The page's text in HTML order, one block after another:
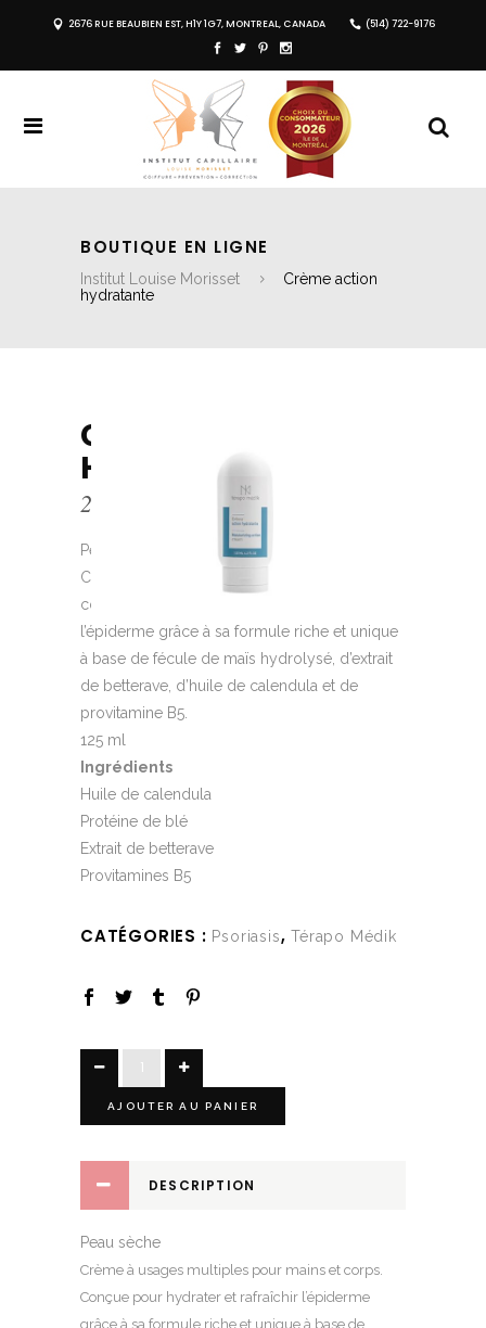
2676 RUE BEAUBIEN EST, H1Y 1G7, MONTREAL, CANADA (514) 722-9176
BOUTIQUE EN LIGNE
Institut Louise Morisset
Crème action
hydratante
CRÈME ACTION
HYDRATANTE
21.95
Peau sèche
Crème à usages multiples pour mains et
corps. Conçue pour hydrater et rafraîchir
l’épiderme grâce à sa formule riche et unique
à base de fécule de maïs hydrolysé, d’extrait
de betterave, d’huile de calendula et de
provitamine B5.
125 ml
Ingrédients
Huile de calendula
Protéine de blé
Extrait de betterave
Provitamines B5
CATÉGORIES : Psoriasis,Térapo Médik
action
hydratante
AJOUTER AU PANIER
DESCRIPTION
Peau sèche
Crème à usages multiples pour mains et corps.
Conçue pour hydrater et rafraîchir l’épiderme
grâce à sa formule riche et unique à base de